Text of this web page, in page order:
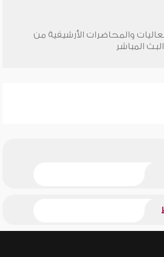
والمحاضرات الأرشيفية من
المباشر